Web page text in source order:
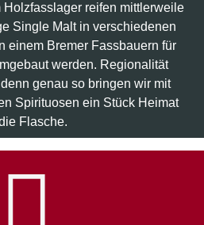
Holzfasslager reifen mittlerweile
Single Malt in verschiedenen
einem Bremer Fassbauern für
werden. Regionalität
genau so bringen wir mit
Spirituosen ein Stück Heimat
Flasche.